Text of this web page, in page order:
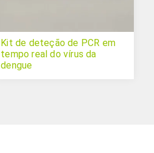
Kit de deteção de PCR em
tempo real do vírus da
dengue